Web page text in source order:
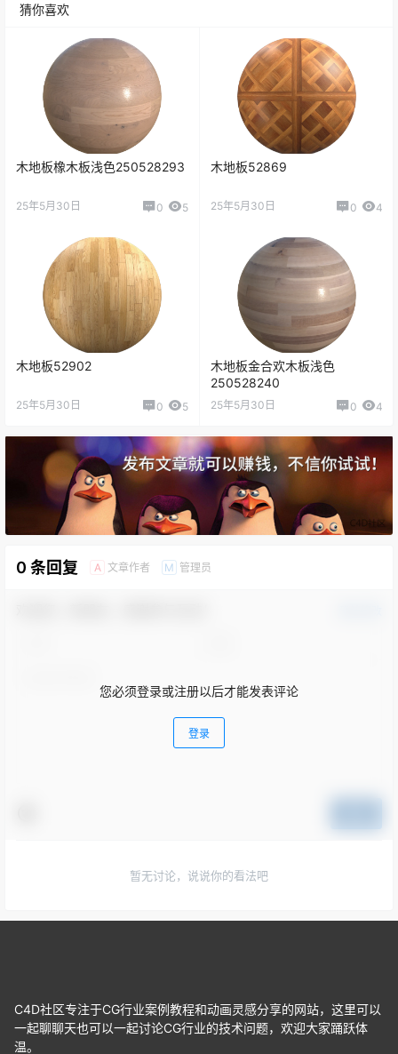
猜你喜欢
木地板橡木板浅色250528293
25年5月30日 0 5
木地板52869
25年5月30日 0 4
木地板52902
25年5月30日 0 5
木地板金合欢木板浅色
250528240
25年5月30日 0 4
0 条回复 A 文章作者 M 管理员
您必须登录或注册以后才能发表评论
登录
暂无讨论，说说你的看法吧
C4D社区专注于CG行业案例教程和动画灵感分享的网站，这里可以
一起聊聊天也可以一起讨论CG行业的技术问题，欢迎大家踊跃体
温。